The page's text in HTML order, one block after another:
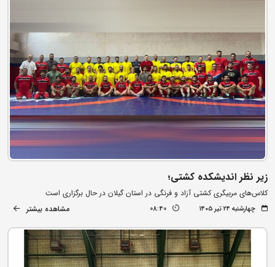
زیر نظر اندیشکده کشتی؛
کلاس‌های مربیگری کشتی آزاد و فرنگی در استان گیلان در حال برگزاری است
چهارشنبه ۲۴ تیر ۱۴۰۵ 08:40 مشاهده بیشتر